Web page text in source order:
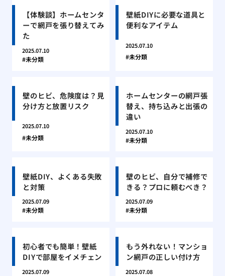
【体験談】ホームセンタ
ーで網戸を張り替えてみ
た
2025.07.10
未分類
壁紙DIYに必要な道具と
便利なアイテム
2025.07.10
未分類
壁のヒビ、危険度は？見
分け方と放置リスク
2025.07.10
未分類
ホームセンターの網戸張
替え、持ち込みと出張の
違い
2025.07.10
未分類
壁紙DIY、よくある失敗
と対策
2025.07.09
未分類
壁のヒビ、自分で補修で
きる？プロに頼むべき？
2025.07.09
未分類
初心者でも簡単！壁紙
DIYで部屋をイメチェン
2025.07.09
もう外れない！マンショ
ン網戸の正しい付け方
2025.07.08